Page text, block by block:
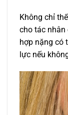
Không chỉ
cho tác nhân
hợp nặng có
lực nếu